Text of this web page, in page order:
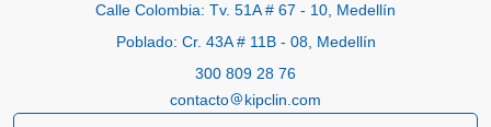
Calle Colombia: Tv. 51A # 67 - 10, Medellín
Poblado: Cr. 43A # 11B - 08, Medellín
300 809 28 76
contacto
kipclin.com